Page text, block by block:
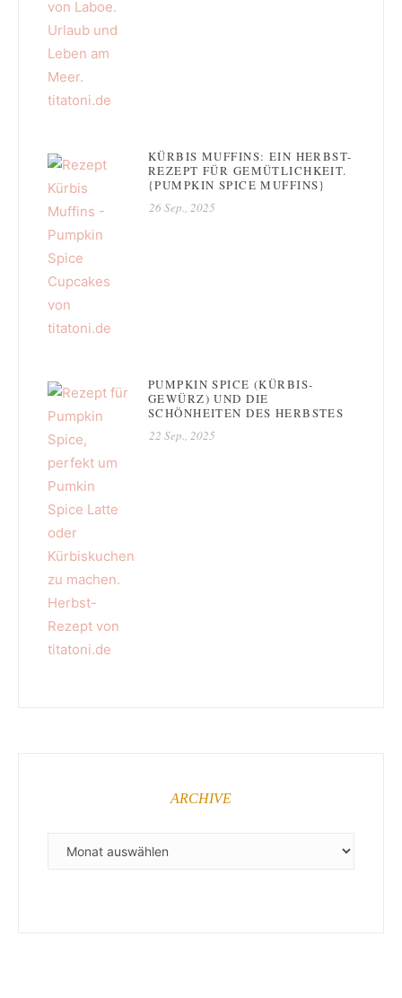
KÜRBIS MUFFINS: EIN HERBST-
REZEPT FÜR GEMÜTLICHKEIT.
{PUMPKIN SPICE MUFFINS}
26 Sep., 2025
PUMPKIN SPICE (KÜRBIS-
GEWÜRZ) UND DIE
SCHÖNHEITEN DES HERBSTES
22 Sep., 2025
ARCHIVE
ARCHIVE